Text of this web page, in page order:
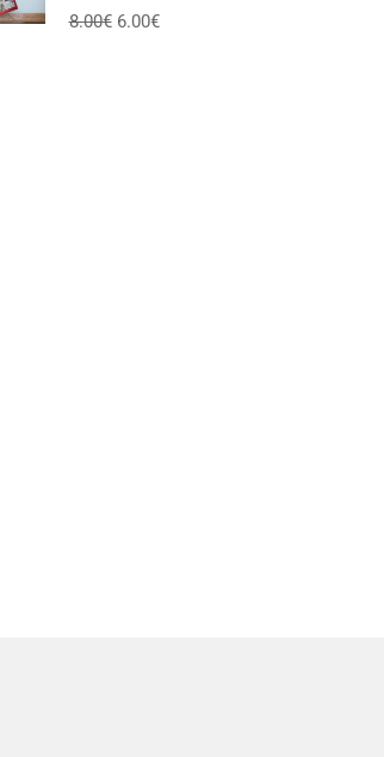
8.00€ El
6.00€El